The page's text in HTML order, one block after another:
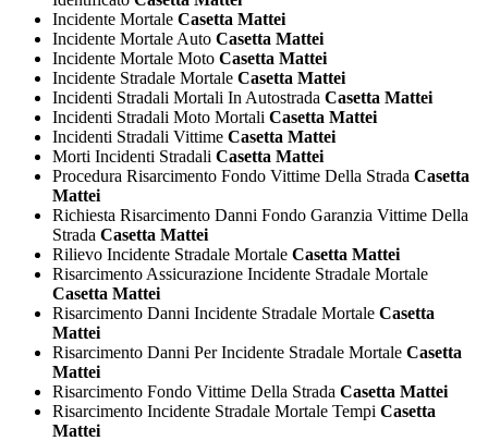
Incidente Mortale Casetta Mattei
Incidente Mortale Auto Casetta Mattei
Incidente Mortale Moto Casetta Mattei
Incidente Stradale Mortale Casetta Mattei
Incidenti Stradali Mortali In Autostrada Casetta Mattei
Incidenti Stradali Moto Mortali Casetta Mattei
Incidenti Stradali Vittime Casetta Mattei
Morti Incidenti Stradali Casetta Mattei
Procedura Risarcimento Fondo Vittime Della Strada Casetta
Mattei
Richiesta Risarcimento Danni Fondo Garanzia Vittime Della
Strada Casetta Mattei
Rilievo Incidente Stradale Mortale Casetta Mattei
Risarcimento Assicurazione Incidente Stradale Mortale
Casetta Mattei
Risarcimento Danni Incidente Stradale Mortale Casetta
Mattei
Risarcimento Danni Per Incidente Stradale Mortale Casetta
Mattei
Risarcimento Fondo Vittime Della Strada Casetta Mattei
Risarcimento Incidente Stradale Mortale Tempi Casetta
Mattei